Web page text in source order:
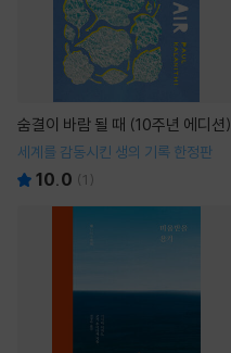
숨결이 바람 될 때 (10주년 에디션)
세계를 감동시킨 생의 기록 한정판
10.0 (1 )